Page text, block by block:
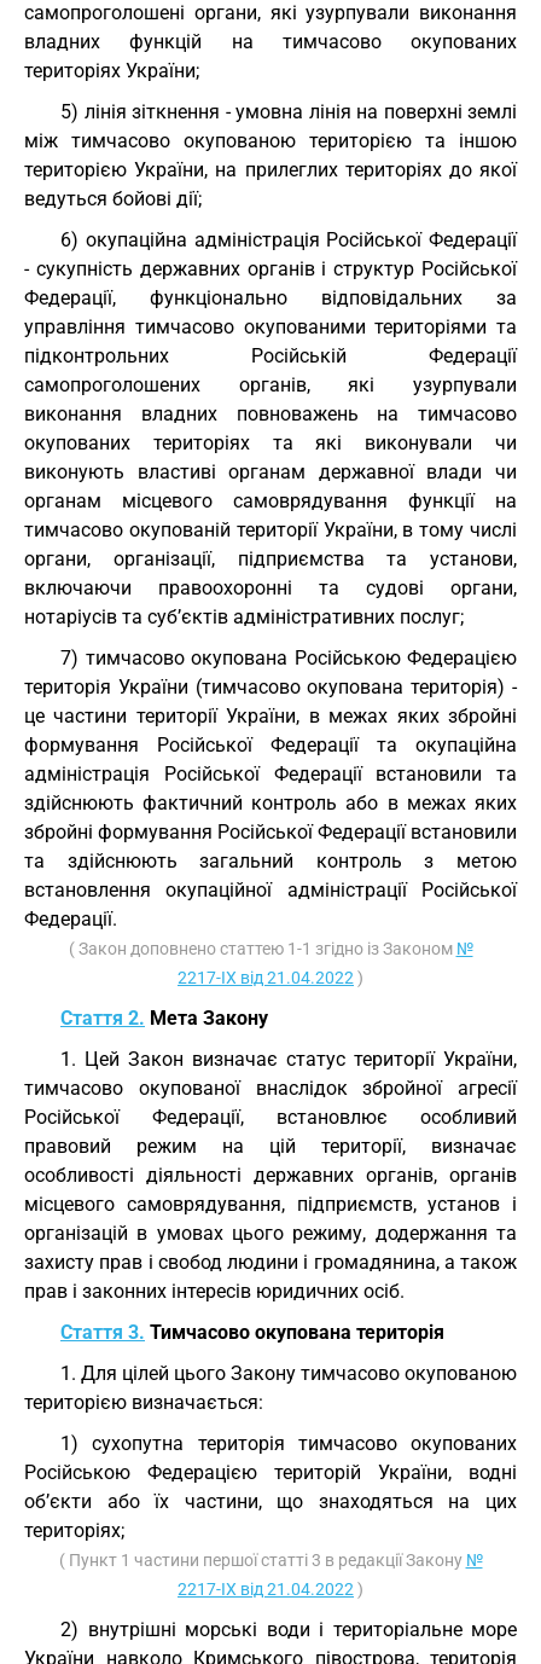
самопроголошені органи, які узурпували виконання
владних функцій на тимчасово окупованих
територіях України;
5) лінія зіткнення - умовна лінія на поверхні землі
між тимчасово окупованою територією та іншою
територією України, на прилеглих територіях до якої
ведуться бойові дії;
6) окупаційна адміністрація Російської Федерації
- сукупність державних органів і структур Російської
Федерації, функціонально відповідальних за
управління тимчасово окупованими територіями та
підконтрольних Російській Федерації
самопроголошених органів, які узурпували
виконання владних повноважень на тимчасово
окупованих територіях та які виконували чи
виконують властиві органам державної влади чи
органам місцевого самоврядування функції на
тимчасово окупованій території України, в тому числі
органи, організації, підприємства та установи,
включаючи правоохоронні та судові органи,
нотаріусів та суб’єктів адміністративних послуг;
7) тимчасово окупована Російською Федерацією
територія України (тимчасово окупована територія) -
це частини території України, в межах яких збройні
формування Російської Федерації та окупаційна
адміністрація Російської Федерації встановили та
здійснюють фактичний контроль або в межах яких
збройні формування Російської Федерації встановили
та здійснюють загальний контроль з метою
встановлення окупаційної адміністрації Російської
Федерації.
( Закон доповнено статтею 1-1 згідно із Законом №
2217-IX від 21.04.2022 )
Стаття 2. Мета Закону
1. Цей Закон визначає статус території України,
тимчасово окупованої внаслідок збройної агресії
Російської Федерації, встановлює особливий
правовий режим на цій території, визначає
особливості діяльності державних органів, органів
місцевого самоврядування, підприємств, установ і
організацій в умовах цього режиму, додержання та
захисту прав і свобод людини і громадянина, а також
прав і законних інтересів юридичних осіб.
Стаття 3. Тимчасово окупована територія
1. Для цілей цього Закону тимчасово окупованою
територією визначається:
1) сухопутна територія тимчасово окупованих
Російською Федерацією територій України, водні
об’єкти або їх частини, що знаходяться на цих
територіях;
( Пункт 1 частини першої статті 3 в редакції Закону №
2217-IX від 21.04.2022 )
2) внутрішні морські води і територіальне море
України навколо Кримського півострова, територія